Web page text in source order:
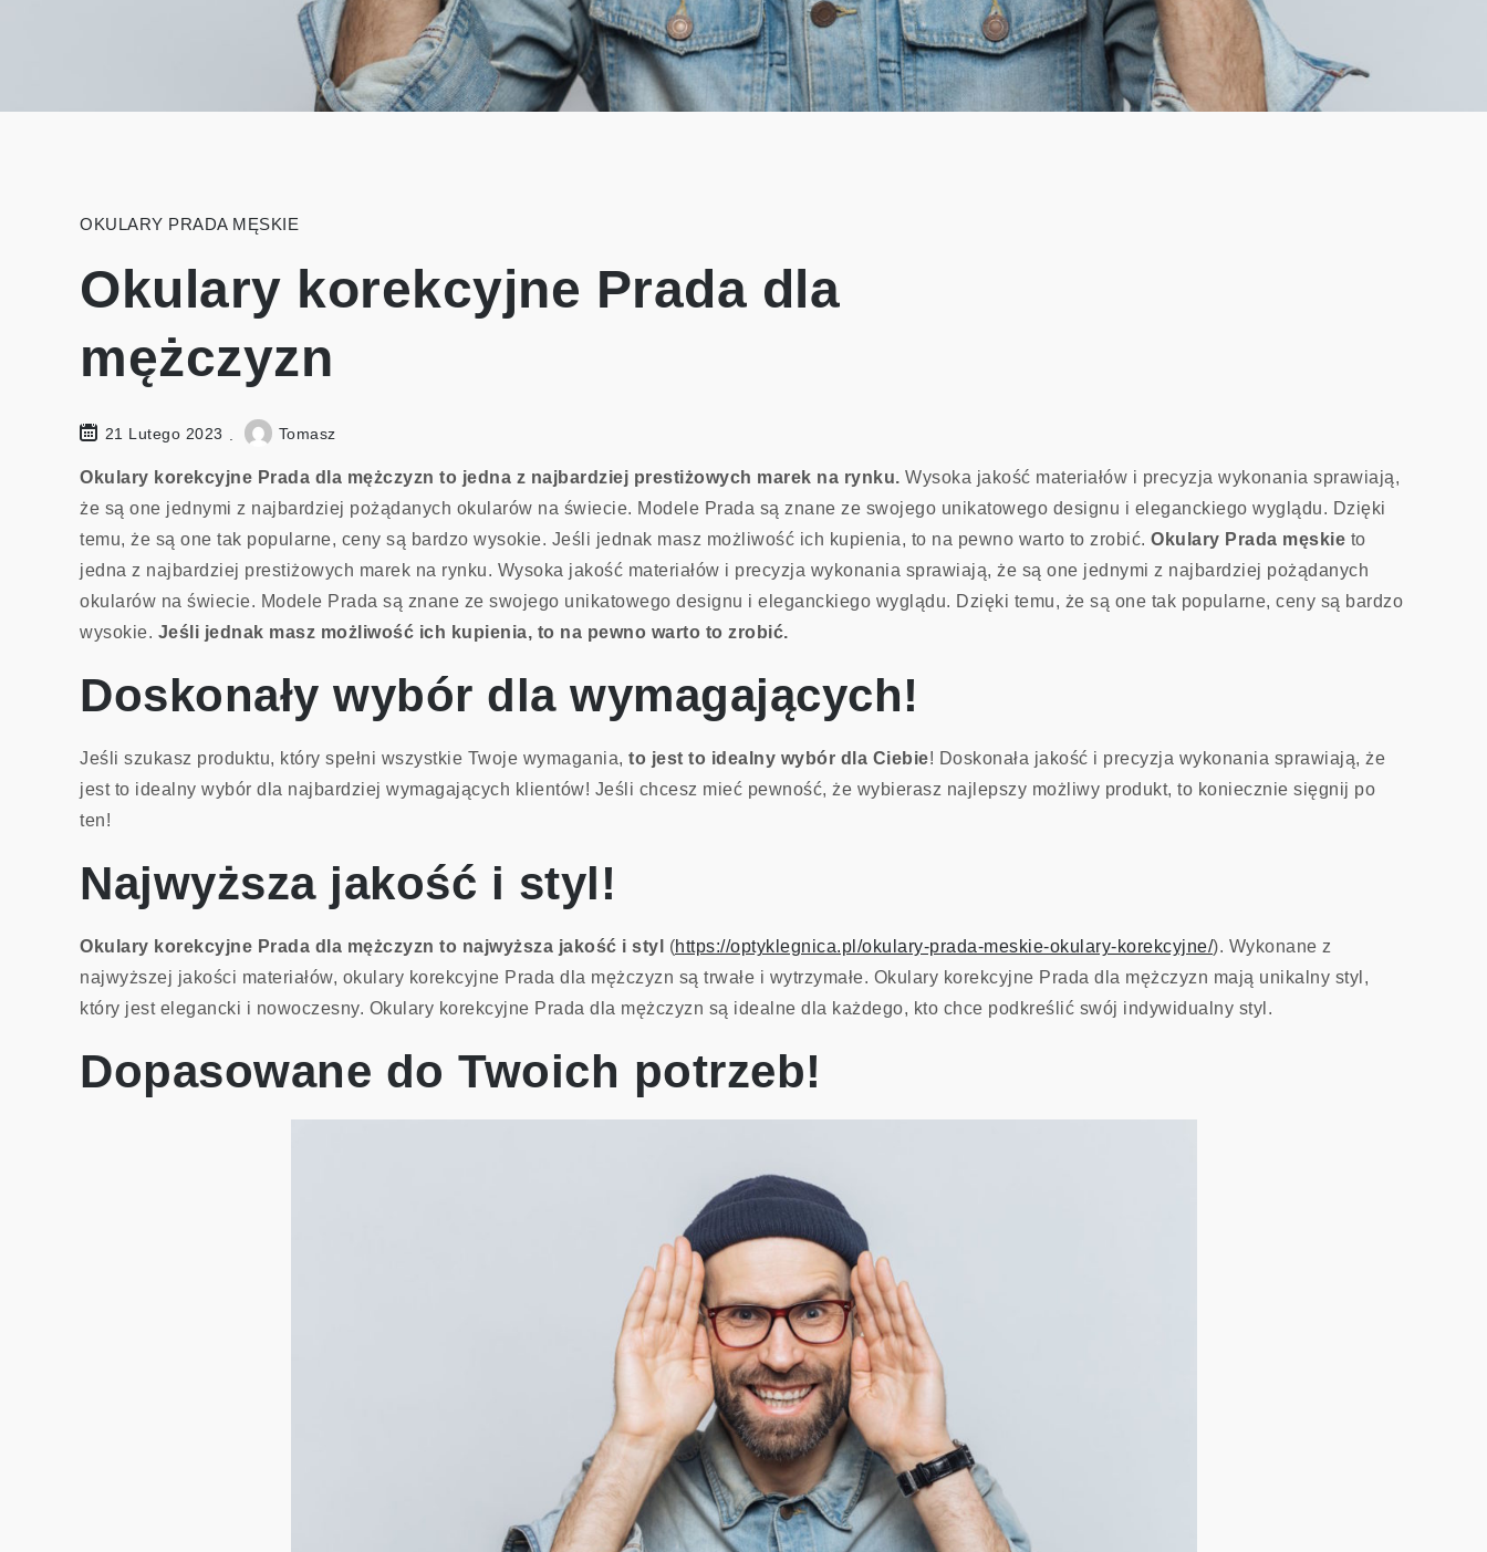
OKULARY PRADA MĘSKIE
Okulary korekcyjne Prada dla
mężczyzn
21 Lutego 2023 Tomasz
Okulary korekcyjne Prada dla mężczyzn to jedna z najbardziej prestiżowych marek na rynku. Wysoka jakość materiałów i precyzja wykonania sprawiają,
że są one jednymi z najbardziej pożądanych okularów na świecie. Modele Prada są znane ze swojego unikatowego designu i eleganckiego wyglądu. Dzięki
temu, że są one tak popularne, ceny są bardzo wysokie. Jeśli jednak masz możliwość ich kupienia, to na pewno warto to zrobić. Okulary Prada męskie to
jedna z najbardziej prestiżowych marek na rynku. Wysoka jakość materiałów i precyzja wykonania sprawiają, że są one jednymi z najbardziej pożądanych
okularów na świecie. Modele Prada są znane ze swojego unikatowego designu i eleganckiego wyglądu. Dzięki temu, że są one tak popularne, ceny są bardzo
wysokie. Jeśli jednak masz możliwość ich kupienia, to na pewno warto to zrobić.
Doskonały wybór dla wymagających!
Jeśli szukasz produktu, który spełni wszystkie Twoje wymagania, to jest to idealny wybór dla Ciebie! Doskonała jakość i precyzja wykonania sprawiają, że
jest to idealny wybór dla najbardziej wymagających klientów! Jeśli chcesz mieć pewność, że wybierasz najlepszy możliwy produkt, to koniecznie sięgnij po
ten!
Najwyższa jakość i styl!
Okulary korekcyjne Prada dla mężczyzn to najwyższa jakość i styl (https://optyklegnica.pl/okulary-prada-meskie-okulary-korekcyjne/). Wykonane z
najwyższej jakości materiałów, okulary korekcyjne Prada dla mężczyzn są trwałe i wytrzymałe. Okulary korekcyjne Prada dla mężczyzn mają unikalny styl,
który jest elegancki i nowoczesny. Okulary korekcyjne Prada dla mężczyzn są idealne dla każdego, kto chce podkreślić swój indywidualny styl.
Dopasowane do Twoich potrzeb!